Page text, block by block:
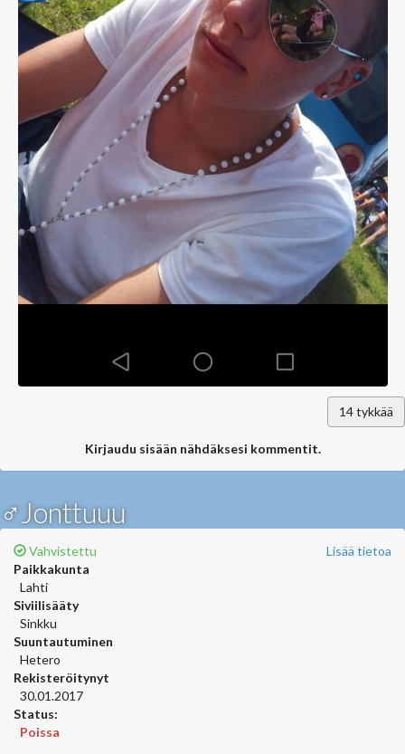
14tykkää
Kirjaudu sisään nähdäksesi kommentit.
♂Jonttuuu
Lisää tietoa
Vahvistettu
Paikkakunta
Lahti
Siviilisääty
Sinkku
Suuntautuminen
Hetero
Rekisteröitynyt
30.01.2017
Status:
Poissa